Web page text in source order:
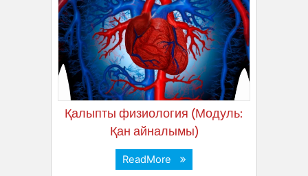
Қалыпты физиология (Модуль:
Қан айналымы)
ReadMore